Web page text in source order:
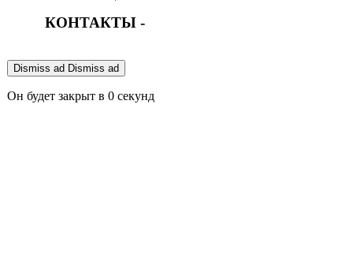
КОНТАКТЫ -
Dismiss ad Dismiss ad
Он будет закрыт в 0 секунд